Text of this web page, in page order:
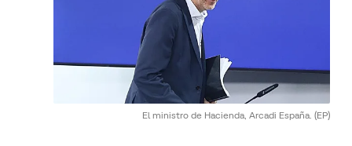
El ministro de Hacienda, Arcadi España. (EP)